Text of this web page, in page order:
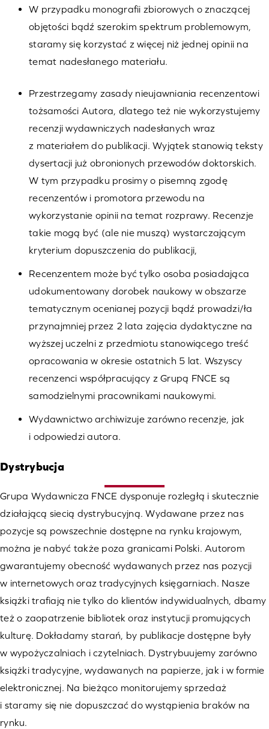
W przypadku monografii zbiorowych o znaczącej
objętości bądź szerokim spektrum problemowym,
staramy się korzystać z więcej niż jednej opinii na
temat nadesłanego materiału.
Przestrzegamy zasady nieujawniania recenzentowi
tożsamości Autora, dlatego też nie wykorzystujemy
recenzji wydawniczych nadesłanych wraz
z materiałem do publikacji. Wyjątek stanowią teksty
dysertacji już obronionych przewodów doktorskich.
W tym przypadku prosimy o pisemną zgodę
recenzentów i promotora przewodu na
wykorzystanie opinii na temat rozprawy. Recenzje
takie mogą być (ale nie muszą) wystarczającym
kryterium dopuszczenia do publikacji,
Recenzentem może być tylko osoba posiadająca
udokumentowany dorobek naukowy w obszarze
tematycznym ocenianej pozycji bądź prowadzi/ła
przynajmniej przez 2 lata zajęcia dydaktyczne na
wyższej uczelni z przedmiotu stanowiącego treść
opracowania w okresie ostatnich 5 lat. Wszyscy
recenzenci współpracujący z Grupą FNCE są
samodzielnymi pracownikami naukowymi.
Wydawnictwo archiwizuje zarówno recenzje, jak
i odpowiedzi autora.
Dystrybucja
Grupa Wydawnicza FNCE dysponuje rozległą i skutecznie
działającą siecią dystrybucyjną. Wydawane przez nas
pozycje są powszechnie dostępne na rynku krajowym,
można je nabyć także poza granicami Polski. Autorom
gwarantujemy obecność wydawanych przez nas pozycji
w internetowych oraz tradycyjnych księgarniach. Nasze
książki trafiają nie tylko do klientów indywidualnych, dbamy
też o zaopatrzenie bibliotek oraz instytucji promujących
kulturę. Dokładamy starań, by publikacje dostępne były
w wypożyczalniach i czytelniach. Dystrybuujemy zarówno
książki tradycyjne, wydawanych na papierze, jak i w formie
elektronicznej. Na bieżąco monitorujemy sprzedaż
i staramy się nie dopuszczać do wystąpienia braków na
rynku.